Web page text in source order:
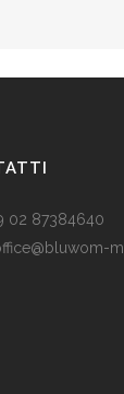
02 87384640